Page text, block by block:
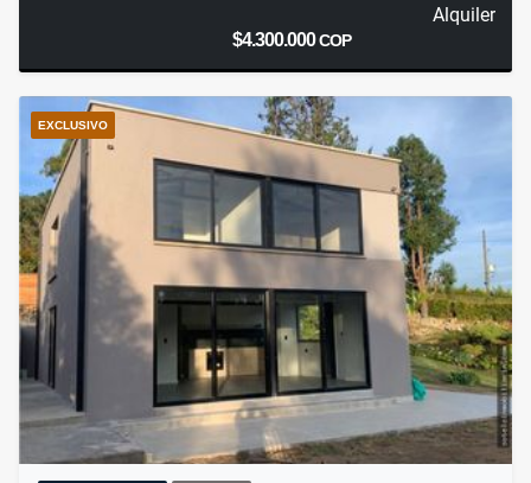
Alquiler
$4.300.000COP
EXCLUSIVO